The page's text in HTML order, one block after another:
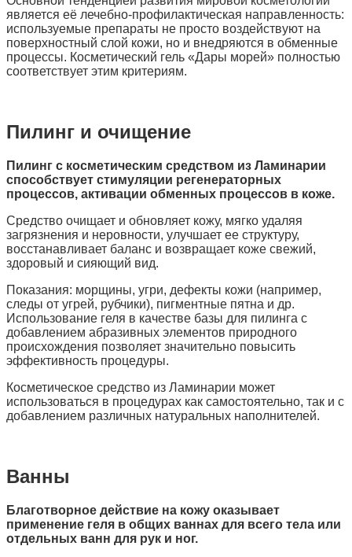
является её лечебно-профилактическая направленность:
используемые препараты не просто воздействуют на
поверхностный слой кожи, но и внедряются в обменные
процессы. Косметический гель «Дары морей» полностью
соответствует этим критериям.
Пилинг и очищение
Пилинг с косметическим средством из Ламинарии
способствует стимуляции регенераторных
процессов, активации обменных процессов в коже.
Средство очищает и обновляет кожу, мягко удаляя
загрязнения и неровности, улучшает ее структуру,
восстанавливает баланс и возвращает коже свежий,
здоровый и сияющий вид.
Показания: морщины, угри, дефекты кожи (например,
следы от угрей, рубчики), пигментные пятна и др.
Использование геля в качестве базы для пилинга с
добавлением абразивных элементов природного
происхождения позволяет значительно повысить
эффективность процедуры.
Косметическое средство из Ламинарии может
использоваться в процедурах как самостоятельно, так и с
добавлением различных натуральных наполнителей.
Ванны
Благотворное действие на кожу оказывает
применение геля в общих ваннах для всего тела или
отдельных ванн для рук и ног.